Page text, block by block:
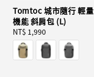
Tomtoc 城市隨行 輕量
機能 斜肩包 (L)
Regular
price
NT$ 1,990